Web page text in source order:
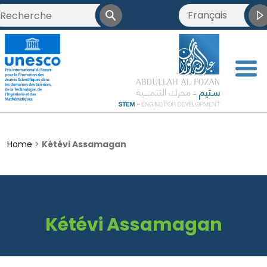
<
Français
العربية
English
简体中文
Home > Kétévi Assamagan
Kétévi Assamagan